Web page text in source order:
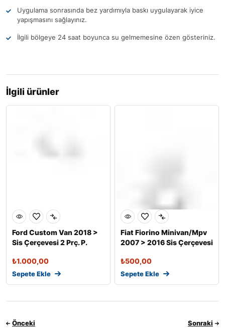
Uygulama sonrasında bez yardımıyla baskı uygulayarak iyice
yapışmasını sağlayınız.
İlgili bölgeye 24 saat boyunca su gelmemesine özen gösteriniz.
İlgili ürünler
Ford Custom Van 2018 >
Sis Çerçevesi 2 Prç. P.
₺1.000,00
Sepete Ekle
Fiat Fiorino Minivan/Mpv
2007 > 2016 Sis Çerçevesi
₺500,00
Sepete Ekle
Önceki Sonraki